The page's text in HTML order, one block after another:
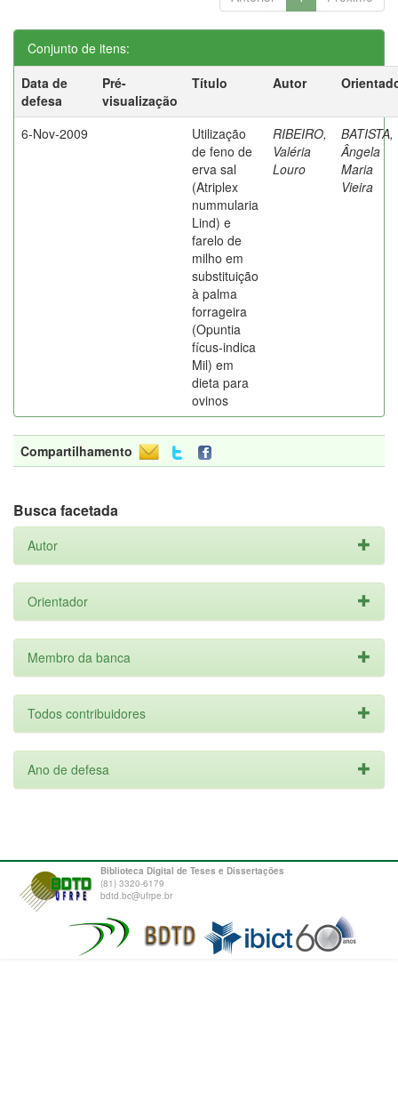
Conjunto de itens:
Data de
defesa
Pré-
visualização
Título Autor
6-Nov-2009
Utilização
de feno de
erva sal
(Atriplex
nummularia
Lind) e
farelo de
milho em
substituição
à palma
forrageira
(Opuntia
fícus-indica
Mil) em
dieta para
ovinos
RIBEIRO,
Valéria
Louro
BATISTA,
Ângela
Maria
Vieira
Compartilhamento
Busca facetada
Autor
Orientador
Membro da banca
Todos contribuidores
Ano de defesa
Biblioteca Digital de Teses e Dissertações
(81) 3320-6179
bdtd.bc@ufrpe.br